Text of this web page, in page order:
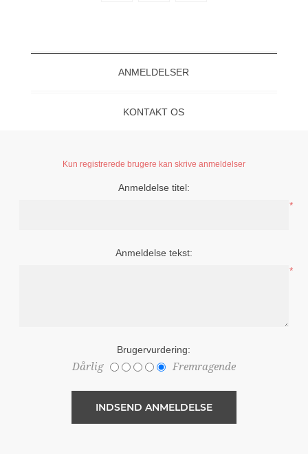
ANMELDELSER
KONTAKT OS
Kun registrerede brugere kan skrive anmeldelser
Anmeldelse titel:
*
Anmeldelse tekst:
*
Brugervurdering:
Dårlig Fremragende